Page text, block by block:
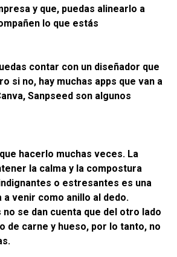
y que, puedas alinearlo a
lo que estás
contar con un diseñador que
si no, hay muchas apps que van a
Sanpseed son algunos
hacerlo muchas veces. La
la calma y la compostura
o estresantes es una
a venir como anillo al dedo.
se dan cuenta que del otro lado
de carne y hueso, por lo tanto, no